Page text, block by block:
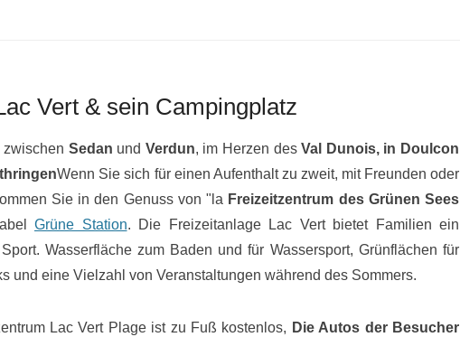
Vert & sein Campingplatz
zwischen Sedan und Verdun, im Herzen desVal Dunois, in Doulcon
Wenn Sie sich für einen Aufenthalt zu zweit, mit Freunden oder
Sie in den Genuss von "la Freizeitzentrum des Grünen Sees
Grüne Station. Die Freizeitanlage Lac Vert bietet Familien ein
Wasserfläche zum Baden und für Wassersport, Grünflächen für
und eine Vielzahl von Veranstaltungen während des Sommers.
Lac Vert Plage ist zu Fuß kostenlos, Die Autos der Besucher